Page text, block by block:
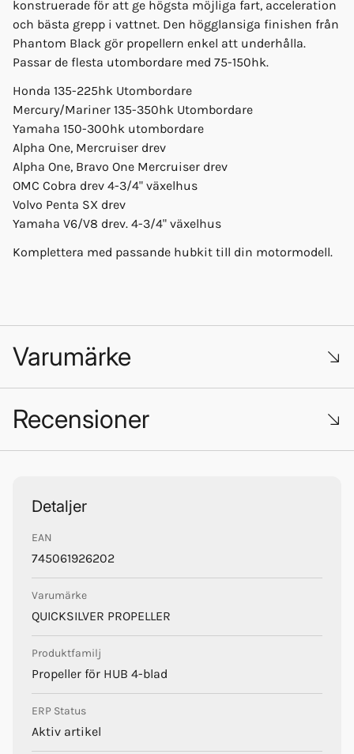
konstruerade för att ge högsta möjliga fart, acceleration
och bästa grepp i vattnet. Den högglansiga finishen från
Phantom Black gör propellern enkel att underhålla.
Passar de flesta utombordare med 75-150hk.
Honda 135-225hk Utombordare
Mercury/Mariner 135-350hk Utombordare
Yamaha 150-300hk utombordare
Alpha One, Mercruiser drev
Alpha One, Bravo One Mercruiser drev
OMC Cobra drev 4-3/4" växelhus
Volvo Penta SX drev
Yamaha V6/V8 drev. 4-3/4" växelhus
Komplettera med passande hubkit till din motormodell.
Varumärke
Recensioner
Detaljer
EAN
745061926202
Varumärke
QUICKSILVER PROPELLER
Produktfamilj
Propeller för HUB 4-blad
ERP Status
Aktiv artikel